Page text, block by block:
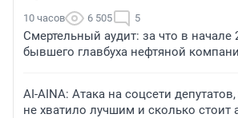
10 часов 6 505 5
Смертельный аудит: за что в начале
бывшего главбуха нефтяной
AI-AINA: Атака на соцсети
не хватило лучшим и сколько стоит